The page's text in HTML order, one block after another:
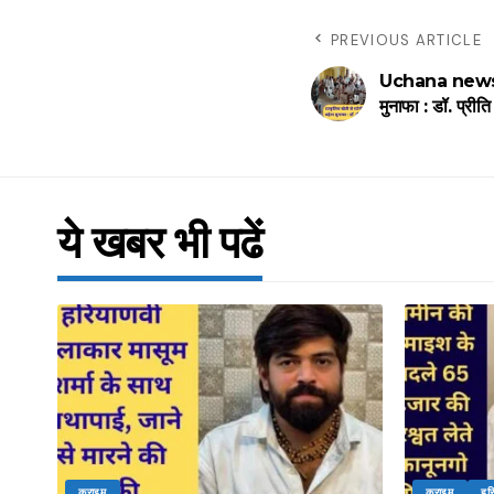
PREVIOUS ARTICLE
Uchana news
मुनाफा : डॉ.
ये खबर भी पढें